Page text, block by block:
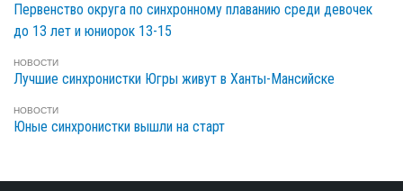
Первенство округа по синхронному плаванию среди девочек
до 13 лет и юниорок 13-15
НОВОСТИ
Лучшие синхронистки Югры живут в Ханты-Мансийске
НОВОСТИ
Юные синхронистки вышли на старт